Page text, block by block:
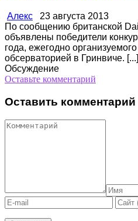
Алекс 23 августа 2013
По сообщению британской
объявлены победители
года, ежегодно
обсерваторией в Гринвиче. [...]
Обсуждение
Оставьте комментарий
Оставить комментарий